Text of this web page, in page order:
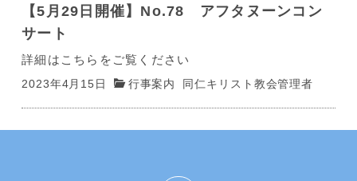
【5月29日開催】No.78 アフタヌーンコン
サート
詳細はこちらをご覧ください
2023年4月15日 行事案内 同仁キリスト教会管理者